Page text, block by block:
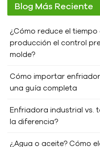
Blog Más Reciente
¿Cómo reduce el
producción el control
molde?
Cómo importar
una guía completa
Enfriadora industrial vs.
la diferencia?
¿Agua o aceite? Cómo